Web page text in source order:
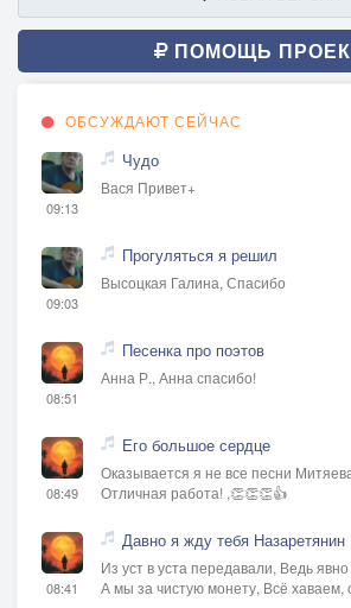
ПОМОЩЬ
ОБСУЖДАЮТ СЕЙЧАС
09:13
Чудо
Вася Привет+
09:03
Прогуляться я решил
Высоцкая Галина, Спасибо
08:51
Песенка про поэтов
Анна Р., Анна спасибо!
08:49
Его большое сердце
Оказывается я не все песни
Отличная работа! ,👏👏👏👍
08:41
Давно я жду тебя Назаретянин
Из уст в уста передавали, Ведь
А мы за чистую монету, Всё хаваем,